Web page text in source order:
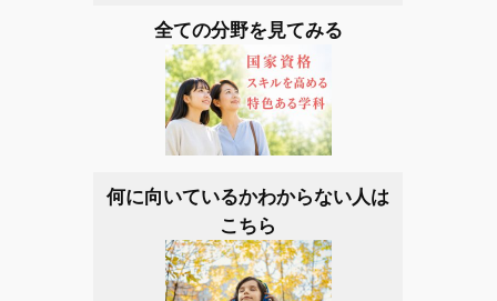
全ての分野を見てみる
何に向いているかわからない人は
こちら